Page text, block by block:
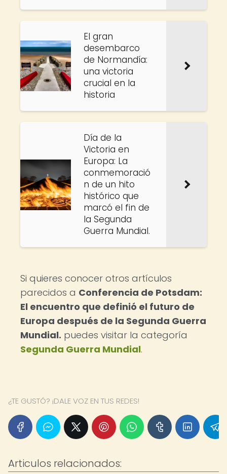
El gran
desembarco
de Normandía:
una victoria
crucial en la
historia
Día de la
Victoria en
Europa: La
conmemoració
n de un hito
histórico que
marcó el fin de
la Segunda
Guerra Mundial.
Si quieres conocer otros artículos
parecidos a Conferencia de Potsdam:
El encuentro que definió el futuro de
Europa después de la Segunda Guerra
Mundial. puedes visitar la categoría
Segunda Guerra Mundial.
¿TE GUSTÓ? ¡DALE VOZ EN TUS REDES!
Articulos relacionados: